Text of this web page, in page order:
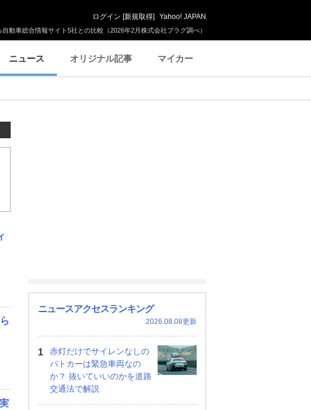
動車総合情報サイト5社との比較（2026年2月株式会社プラグ調べ）
ログイン [新規取得] Yahoo! JAPAN
ニュース オリジナル記事 マイカー
ニュースアクセスランキング
2026.08.08更新
赤灯だけでサイレンなしの
パトカーは緊急車両なの
か？ 抜いていいのかを道路
交通法で解説